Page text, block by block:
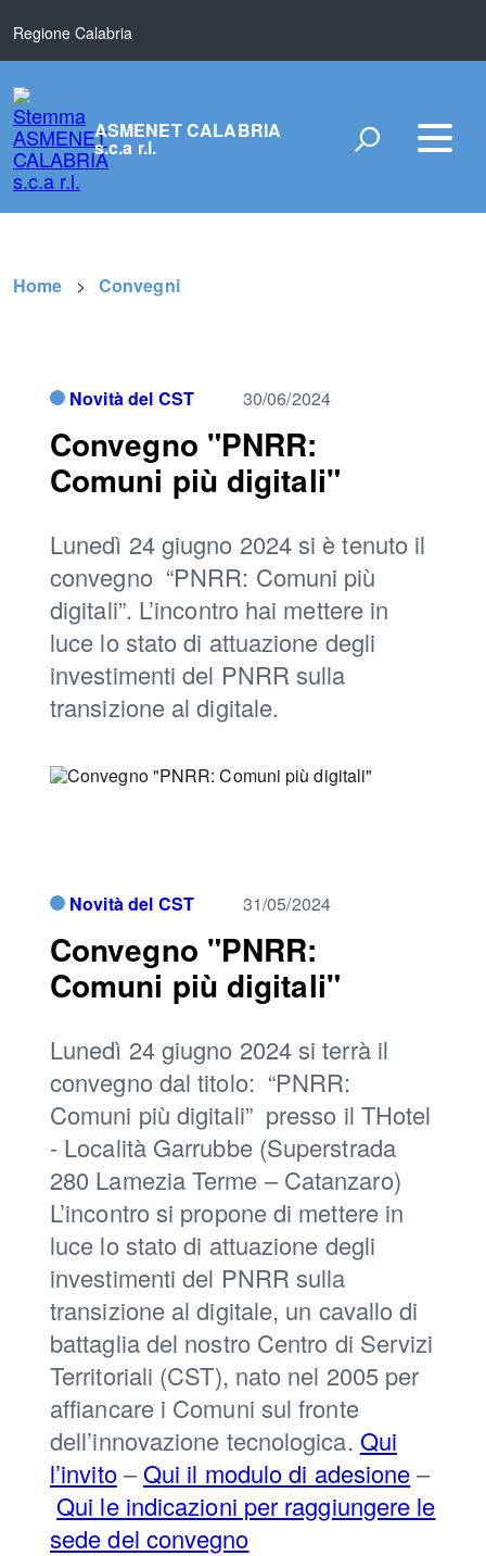
Regione Calabria
ASMENET CALABRIA
s.c.a r.l.
Home Convegni
Novità del CST 30/06/2024
Convegno "PNRR:
Comuni più digitali"
Lunedì 24 giugno 2024 si è tenuto il
convegno “PNRR: Comuni più
digitali”. L’incontro hai mettere in
luce lo stato di attuazione degli
investimenti del PNRR sulla
transizione al digitale.
Novità del CST 31/05/2024
Convegno "PNRR:
Comuni più digitali"
Lunedì 24 giugno 2024 si terrà il
convegno dal titolo: “PNRR:
Comuni più digitali” presso il THotel
- Località Garrubbe (Superstrada
280 Lamezia Terme – Catanzaro)
L’incontro si propone di mettere in
luce lo stato di attuazione degli
investimenti del PNRR sulla
transizione al digitale, un cavallo di
battaglia del nostro Centro di Servizi
Territoriali (CST), nato nel 2005 per
affiancare i Comuni sul fronte
dell’innovazione tecnologica. Qui
l’invito–Qui il modulo di adesione–
Qui le indicazioni per raggiungere le
sede del convegno